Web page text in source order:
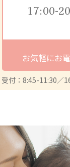
17:00-
お気軽にお
受付：8:45-11:30／